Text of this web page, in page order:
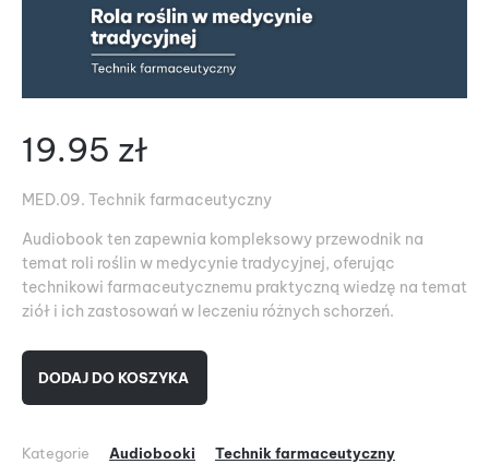
19.95 zł
MED.09. Technik farmaceutyczny
Audiobook ten zapewnia kompleksowy przewodnik na
temat roli roślin w medycynie tradycyjnej, oferując
technikowi farmaceutycznemu praktyczną wiedzę na temat
ziół i ich zastosowań w leczeniu różnych schorzeń.
DODAJ DO KOSZYKA
Kategorie Audiobooki Technik farmaceutyczny